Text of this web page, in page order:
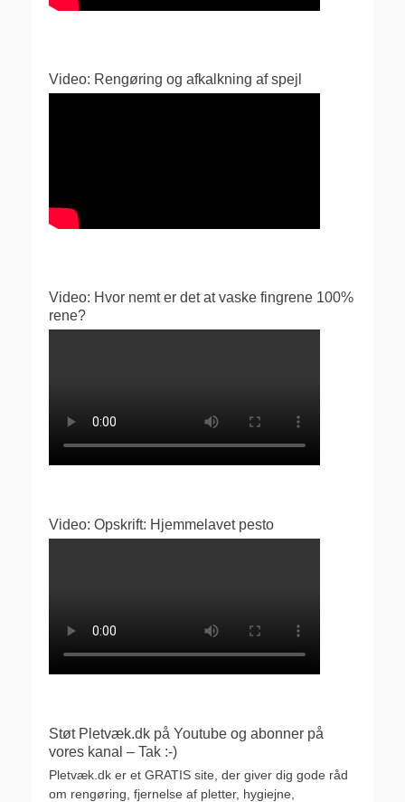
Video: Rengøring og afkalkning af spejl
Video: Hvor nemt er det at vaske fingrene 100%
rene?
Video: Opskrift: Hjemmelavet pesto
Støt Pletvæk.dk på Youtube og abonner på
vores kanal – Tak :-)
Pletvæk.dk er et GRATIS site, der giver dig gode råd
om rengøring, fjernelse af pletter, hygiejne,